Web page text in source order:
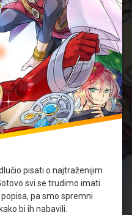
pisati o najtraženijim
svi se trudimo imati
pa smo spremni
bi ih nabavili.